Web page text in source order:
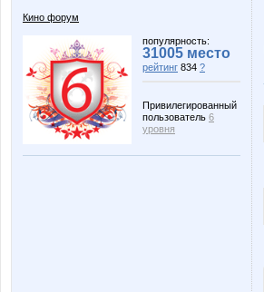
Кино форум
популярность:
31005 место
рейтинг 834 ?
Привилегированный
пользователь 6
уровня